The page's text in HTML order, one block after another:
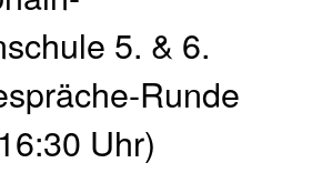
5. & 6.
Runde
Uhr)